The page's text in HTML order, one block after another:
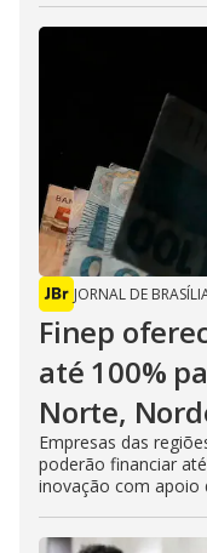
JORNAL DE
Finep
até 100%
Norte,
Empresas das
poderão financiar
inovação com apoio